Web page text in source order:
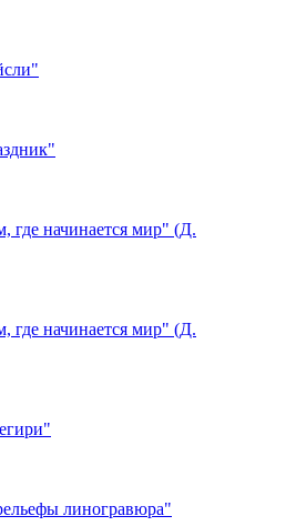
где начинается мир" (Д.
где начинается мир" (Д.
линогравюра"